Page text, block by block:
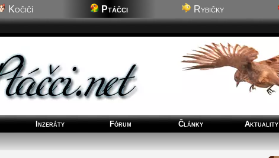
Kočičí Ptáčci Rybičky
Inzeráty Fórum Články Aktuality